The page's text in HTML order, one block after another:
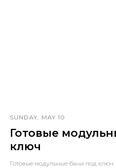
SUNDAY, MAY 10
Готовые
ключ
Готовые модульные бани под ключ